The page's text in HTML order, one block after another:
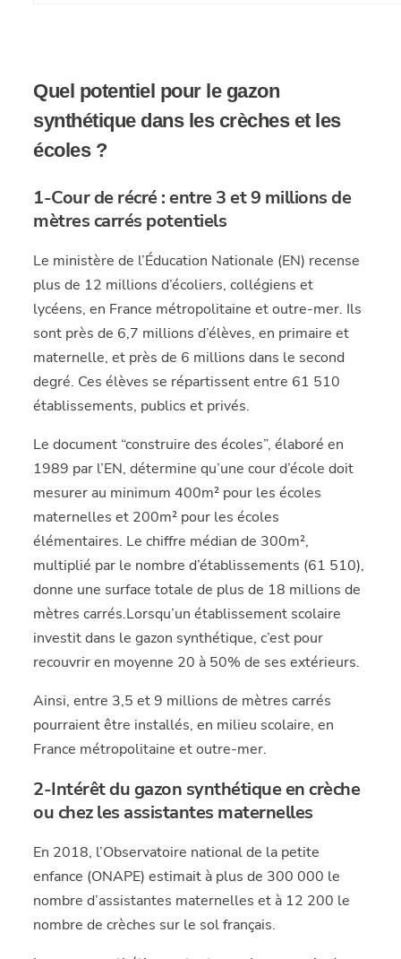
Quel potentiel pour le gazon
synthétique dans les crèches et les
écoles ?
1-Cour de récré : entre 3 et 9 millions de
mètres carrés potentiels
Le ministère de l’Éducation Nationale (EN) recense
plus de 12 millions d’écoliers, collégiens et
lycéens, en France métropolitaine et outre-mer. Ils
sont près de 6,7 millions d’élèves, en primaire et
maternelle, et près de 6 millions dans le second
degré. Ces élèves se répartissent entre 61 510
établissements, publics et privés.
Le document “construire des écoles”, élaboré en
1989 par l’EN, détermine qu’une cour d’école doit
mesurer au minimum 400m² pour les écoles
maternelles et 200m² pour les écoles
élémentaires. Le chiffre médian de 300m²,
multiplié par le nombre d’établissements (61 510),
donne une surface totale de plus de 18 millions de
mètres carrés.Lorsqu’un établissement scolaire
investit dans le gazon synthétique, c’est pour
recouvrir en moyenne 20 à 50% de ses extérieurs.
Ainsi, entre 3,5 et 9 millions de mètres carrés
pourraient être installés, en milieu scolaire, en
France métropolitaine et outre-mer.
2-Intérêt du gazon synthétique en crèche
ou chez les assistantes maternelles
En 2018, l’Observatoire national de la petite
enfance (ONAPE) estimait à plus de 300 000 le
nombre d’assistantes maternelles et à 12 200 le
nombre de crèches sur le sol français.